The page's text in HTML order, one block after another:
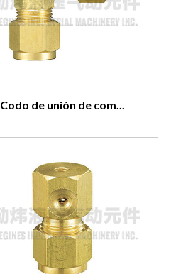
Codo de unión de com...